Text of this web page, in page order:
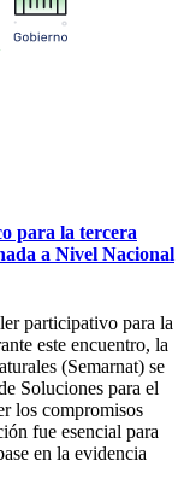
para la tercera
a Nivel Nacional
participativo para la
este encuentro, la
(Semarnat) se
Soluciones para el
los compromisos
fue esencial para
en la evidencia